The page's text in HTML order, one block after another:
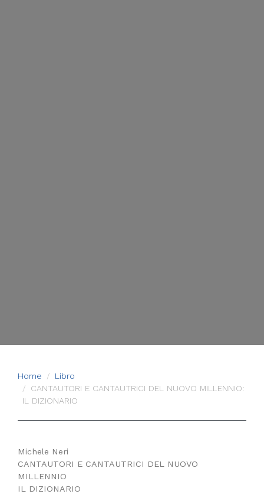
Home
Libro
CANTAUTORI E CANTAUTRICI DEL NUOVO MILLENNIO:
IL DIZIONARIO
Michele Neri
CANTAUTORI E CANTAUTRICI DEL NUOVO
MILLENNIO
IL DIZIONARIO